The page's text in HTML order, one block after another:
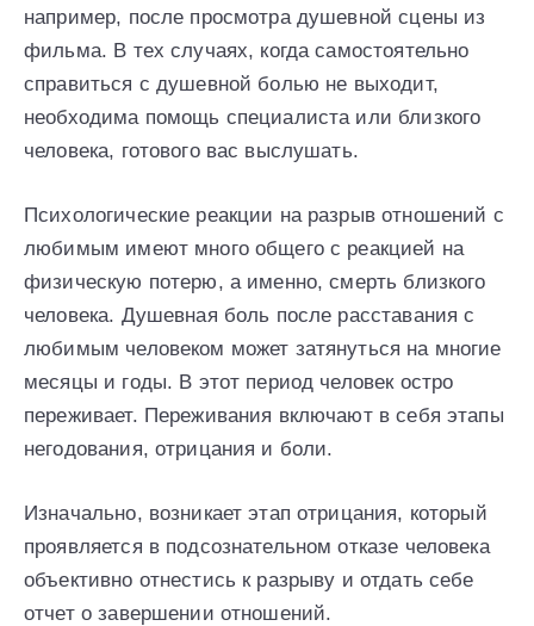
например, после просмотра душевной сцены из
фильма. В тех случаях, когда самостоятельно
справиться с душевной болью не выходит,
необходима помощь специалиста или близкого
человека, готового вас выслушать.
Психологические реакции на разрыв отношений с
любимым имеют много общего с реакцией на
физическую потерю, а именно, смерть близкого
человека. Душевная боль после расставания с
любимым человеком может затянуться на многие
месяцы и годы. В этот период человек остро
переживает. Переживания включают в себя этапы
негодования, отрицания и боли.
Изначально, возникает этап отрицания, который
проявляется в подсознательном отказе человека
объективно отнестись к разрыву и отдать себе
отчет о завершении отношений.